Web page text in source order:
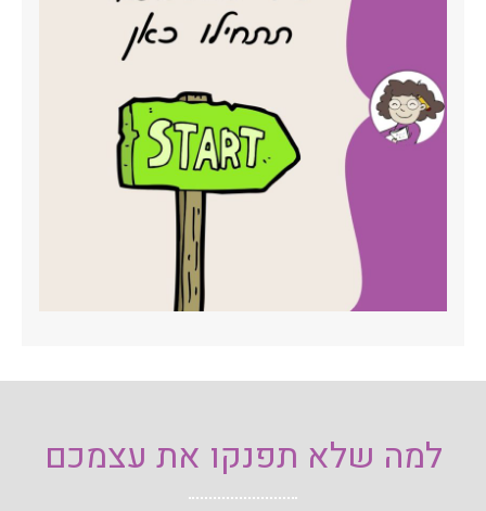
למה שלא תפנקו את עצמכם